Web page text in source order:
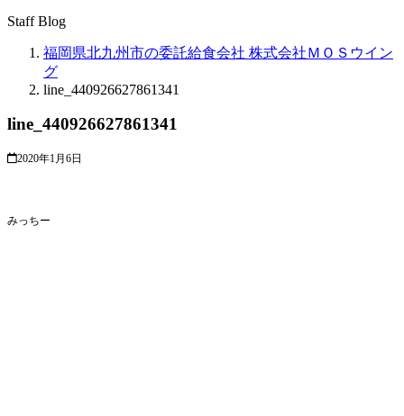
Staff Blog
福岡県北九州市の委託給食会社 株式会社ＭＯＳウイン
グ
line_440926627861341
line_440926627861341
2020年1月6日
みっちー